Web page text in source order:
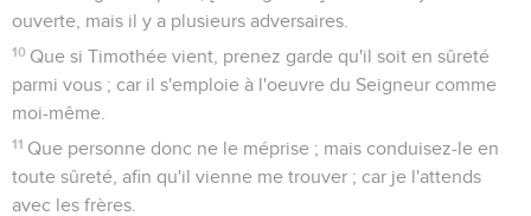
ouverte, mais il y a plusieurs adversaires.
10 Que si Timothée vient, prenez garde qu'il soit en sûreté
parmi vous ; car il s'emploie à l'oeuvre du Seigneur comme
moi-même.
11 Que personne donc ne le méprise ; mais conduisez-le en
toute sûreté, afin qu'il vienne me trouver ; car je l'attends
avec les frères.